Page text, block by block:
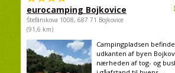
eurocamping Bojkovice
Štefánikova 1008, 687 71 Bojkovice
(91,6 km)
Campingpladsen
udkanten af byen
nærheden af tog- og